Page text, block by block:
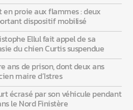
en proie aux flammes : deux
dispositif mobilisé
Ellul fait appel de sa
du chien Curtis suspendue
ans de prison, dont deux ans
maire d’Istres
écrasé par son véhicule pendant
le Nord Finistère